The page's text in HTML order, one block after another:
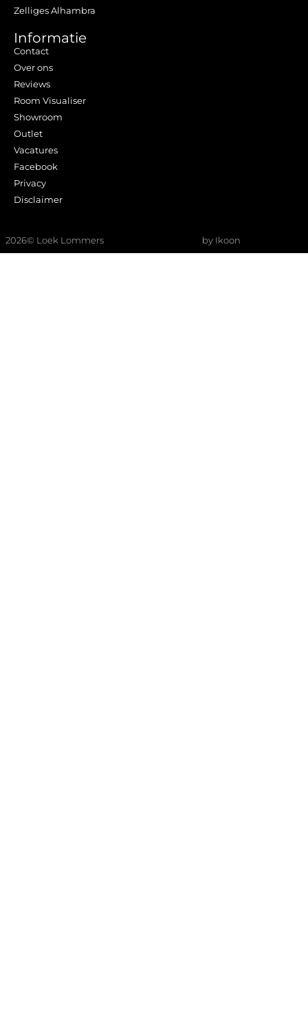
Zelliges Alhambra
Informatie
Contact
Over ons
Reviews
Room Visualiser
Showroom
Outlet
Vacatures
Facebook
Privacy
Disclaimer
2026© Loek Lommers by Ikoon